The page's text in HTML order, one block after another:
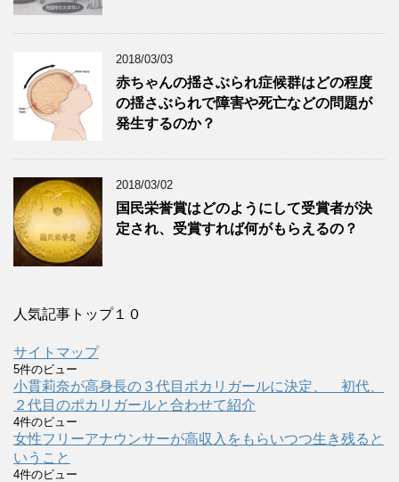
2018/03/03
赤ちゃんの揺さぶられ症候群はどの程度
の揺さぶられで障害や死亡などの問題が
発生するのか？
2018/03/02
国民栄誉賞はどのようにして受賞者が決
定され、受賞すれば何がもらえるの？
人気記事トップ１０
サイトマップ
5件のビュー
小貫莉奈が高身長の３代目ポカリガールに決定、 初代、
２代目のポカリガールと合わせて紹介
4件のビュー
女性フリーアナウンサーが高収入をもらいつつ生き残ると
いうこと
4件のビュー